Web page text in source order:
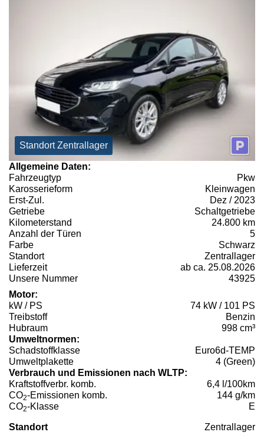
Standort Zentrallager
Allgemeine Daten:
Fahrzeugtyp
Pkw
Karosserieform
Kleinwagen
Erst-Zul.
Dez / 2023
Getriebe
Schaltgetriebe
Kilometerstand
24.800 km
Anzahl der Türen
5
Farbe
Schwarz
Standort
Zentrallager
Lieferzeit
ab ca. 25.08.2026
Unsere Nummer
43925
Motor:
kW / PS
74 kW / 101 PS
Treibstoff
Benzin
Hubraum
998 cm³
Umweltnormen:
Schadstoffklasse
Euro6d-TEMP
Umweltplakette
4 (Green)
Verbrauch und Emissionen nach WLTP:
Kraftstoffverbr. komb.
6,4 l/100km
CO2-Emissionen komb.
144 g/km
CO2-Klasse E
Standort Zentrallager